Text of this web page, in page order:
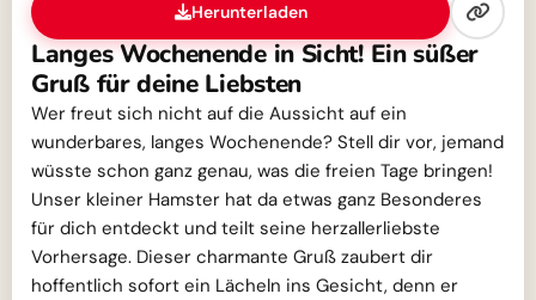
Herunterladen
Langes Wochenende in Sicht! Ein süßer
Gruß für deine Liebsten
Wer freut sich nicht auf die Aussicht auf ein
wunderbares, langes Wochenende? Stell dir vor, jemand
wüsste schon ganz genau, was die freien Tage bringen!
Unser kleiner Hamster hat da etwas ganz Besonderes
für dich entdeckt und teilt seine herzallerliebste
Vorhersage. Dieser charmante Gruß zaubert dir
hoffentlich sofort ein Lächeln ins Gesicht, denn er